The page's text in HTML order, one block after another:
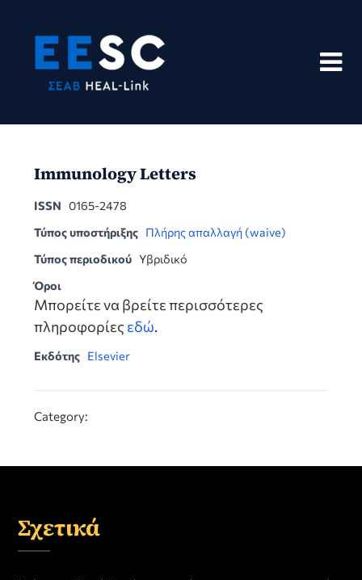
content
Immunology Letters
ISSN 0165-2478
Τύπος υποστήριξης Πλήρης απαλλαγή (waive)
Τύπος περιοδικού Υβριδικό
Όροι
Μπορείτε να βρείτε περισσότερες
πληροφορίες εδώ.
Εκδότης Elsevier
Category:
Σχετικά